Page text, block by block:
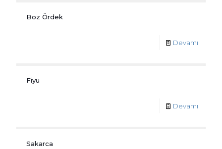
Boz Ördek
Devamı
Fiyu
Devamı
Sakarca